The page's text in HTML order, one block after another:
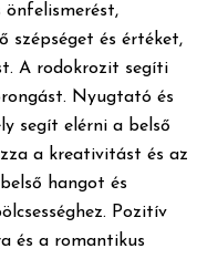
önfelismerést,
szépséget és értéket,
A rodokrozit segíti
Nyugtató és
segít elérni a belső
a kreativitást és az
hangot és
Pozitív
és a romantikus